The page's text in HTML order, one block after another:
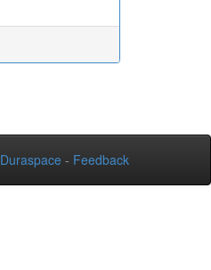
Duraspace - Feedback